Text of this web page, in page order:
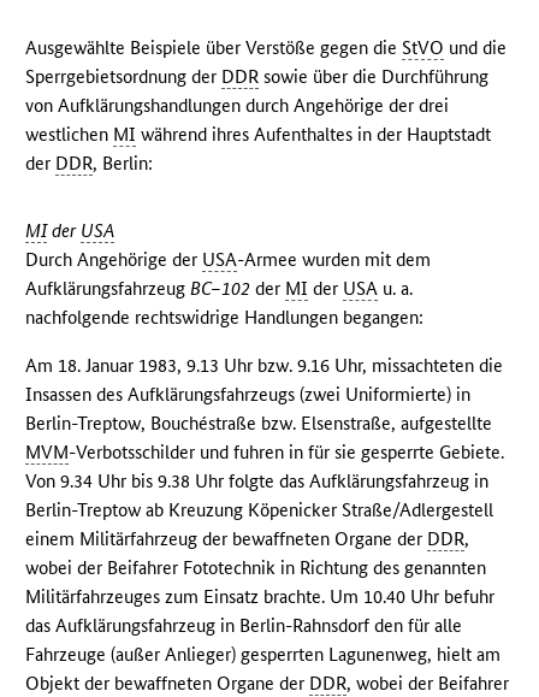
Ausgewählte Beispiele über Verstöße gegen dieStVO und die
Sperrgebietsordnung der DDR sowie über die Durchführung
von Aufklärungshandlungen durch Angehörige der drei
westlichen MI während ihres Aufenthaltes in der Hauptstadt
der DDR, Berlin:
MIder USA
Durch Angehörige der USA-Armee wurden mit dem
AufklärungsfahrzeugBC–102 der MI der USA u. a.
nachfolgende rechtswidrige Handlungen begangen:
Am 18. Januar 1983, 9.13 Uhr bzw. 9.16 Uhr, missachteten die
Insassen des Aufklärungsfahrzeugs (zwei Uniformierte) in
Berlin-Treptow, Bouchéstraße bzw. Elsenstraße, aufgestellte
MVM-Verbotsschilder und fuhren in für sie gesperrte Gebiete.
Von 9.34 Uhr bis 9.38 Uhr folgte das Aufklärungsfahrzeug in
Berlin-Treptow ab Kreuzung Köpenicker Straße/Adlergestell
einem Militärfahrzeug der bewaffneten Organe der DDR,
wobei der Beifahrer Fototechnik in Richtung des genannten
Militärfahrzeuges zum Einsatz brachte. Um 10.40 Uhr befuhr
das Aufklärungsfahrzeug in Berlin-Rahnsdorf den für alle
Fahrzeuge (außer Anlieger) gesperrten Lagunenweg, hielt am
Objekt der bewaffneten Organe der DDR, wobei der Beifahrer